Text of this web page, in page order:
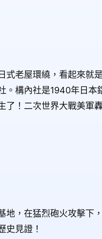
式老屋環繞，看起來就
。構內社是1940年日本
了！二次世界大戰美軍
地，在猛烈砲火攻擊下
史見證！